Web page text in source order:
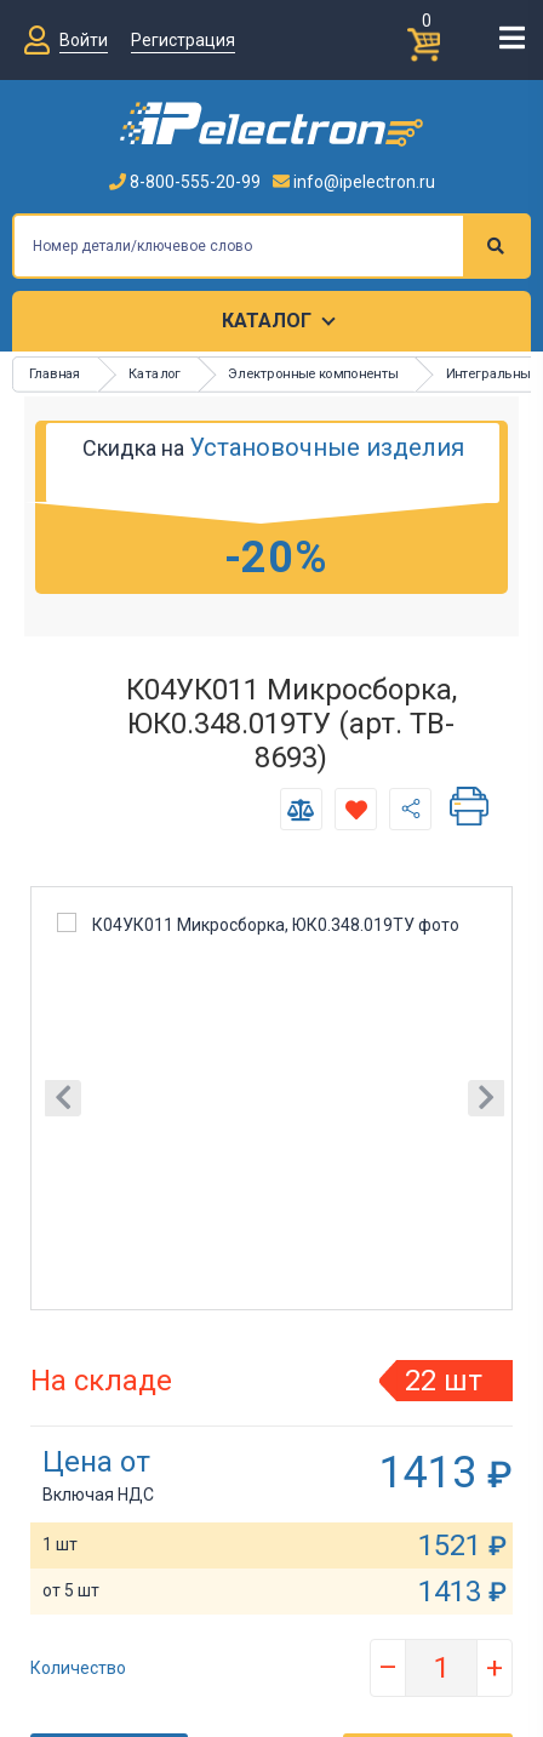
0
Войти
Регистрация
8-800-555-20-99 info@ipelectron.ru
КАТАЛОГ
Главная Каталог Электронные компоненты Интегральные
Скидка на Установочные изделия
-20%
К04УК011 Микросборка,
ЮК0.348.019ТУ (арт. TB-
8693)
На складе 22 шт
Цена от
Включая НДС 1413 ₽
1 шт 1521 ₽
от 5 шт 1413 ₽
Количество – +